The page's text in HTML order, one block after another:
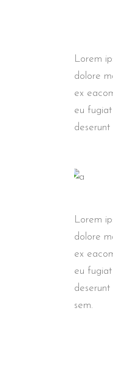
Lorem
dolore
ex
eu
Lorem
dolore
ex
eu
sem.